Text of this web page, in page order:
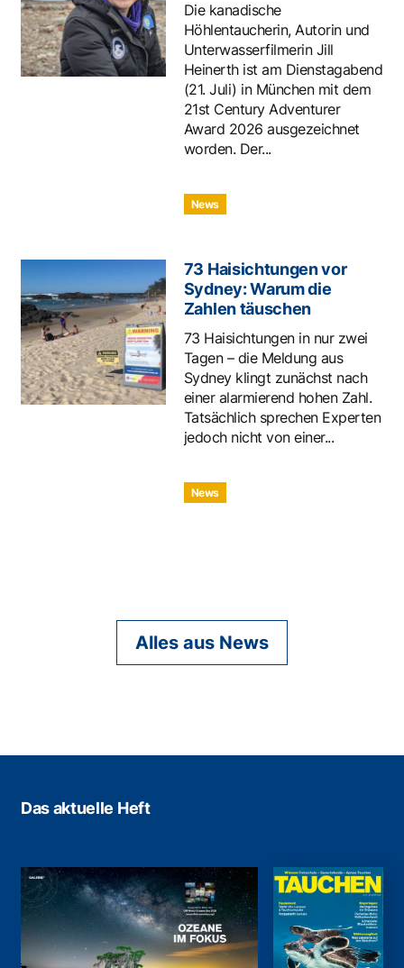
Die kanadische
Höhlentaucherin, Autorin und
Unterwasserfilmerin Jill
Heinerth ist am Dienstagabend
(21. Juli) in München mit dem
21st Century Adventurer
Award 2026 ausgezeichnet
worden. Der...
News
73 Haisichtungen vor
Sydney: Warum die
Zahlen täuschen
73 Haisichtungen in nur zwei
Tagen – die Meldung aus
Sydney klingt zunächst nach
einer alarmierend hohen Zahl.
Tatsächlich sprechen Experten
jedoch nicht von einer...
News
Alles aus News
Das aktuelle Heft